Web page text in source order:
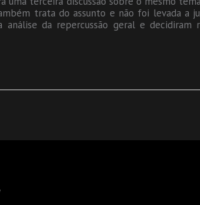
trata do assunto e não foi levada a
da repercussão geral e decidiram